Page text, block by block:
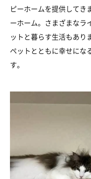
ピーホームを提供してき
ーホーム。さまざまなラ
ットと暮らす生活もあり
ペットとともに幸せにな
す。